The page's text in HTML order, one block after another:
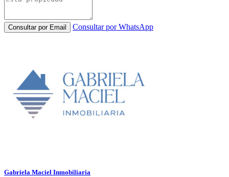
Consultar por Email Consultar por WhatsApp
Gabriela Maciel Inmobiliaria